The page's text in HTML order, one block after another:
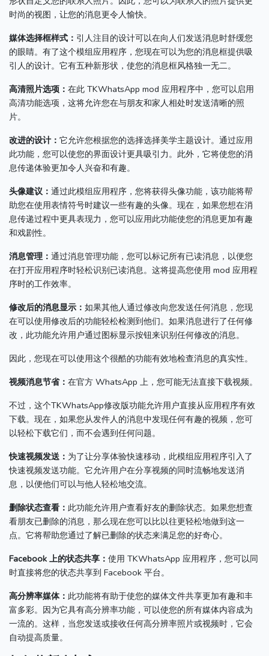
时尚的视图，让您的消息更令人愉快。
媒体选择框样式： 引人注目的设计可以在向人们发送消息时舒缓您
的眼睛。 有了这个模组应用程序，您现在可以为您的消息框提供吸
引人的设计。 它有五种新形状，使您的消息框风格独一无二。
高清照片选项： 在此 TKWhatsApp mod 应用程序中，您可以启用
高清功能选项，这将允许您在与朋友和家人相处时发送清晰的照
片。
改进的设计： 它允许您根据您的选择选择美学主题设计。 通过应用
此功能，您可以使您的界面设计更具吸引力。 此外，它将使您的消
息传递体验更加令人兴奋和有趣。
头像建议： 通过此模组应用程序，您将获得头像功能，该功能将帮
助您在使用表情符号时建议一些有趣的头像。 现在，如果您想在消
息传递过程中更具表现力，您可以应用此功能使您的消息更加有趣
和戏剧性。
消息管理： 通过消息管理功能，您可以标记所有已读消息，以便您
在打开应用程序时轻松识别已读消息。 这将提高您使用 mod 应用程
序时的工作效率。
修改后的消息显示： 如果其他人通过修改向您发送任何消息，您现
在可以使用修改后的功能轻松检测到他们。 如果消息进行了任何修
改，此功能允许用户通过图标显示按钮来识别任何修改的消息。
因此，您现在可以使用这个很酷的功能有效地检查消息的真实性。
视频消息节省： 在官方 WhatsApp 上，您可能无法直接下载视频。
不过，这个TKWhatsApp修改版功能允许用户直接从应用程序有效
下载。 现在，如果您从发件人的消息中发现任何有趣的视频，您可
以轻松下载它们，而不会遇到任何问题。
快速视频发送： 为了让分享体验快速移动，此模组应用程序引入了
快速视频发送功能。 它允许用户在分享视频的同时流畅地发送消
息，以便他们可以与他人轻松地交流。
删除状态查看： 此功能允许用户查看好友的删除状态。 如果您想查
看朋友已删除的消息，那么现在您可以比以往更轻松地做到这一
点。 它将帮助您通过了解已删除的状态来满足您的好奇心。
Facebook 上的状态共享： 使用 TKWhatsApp 应用程序，您可以同
时直接将您的状态共享到 Facebook 平台。
高分辨率媒体： 此功能将有助于使您的媒体文件共享更加有趣和丰
富多彩。 因为它具有高分辨率功能，可以使您的所有媒体内容成为
一流的。 这样，当您发送或接收任何高分辨率照片或视频时，它会
自动提高质量。